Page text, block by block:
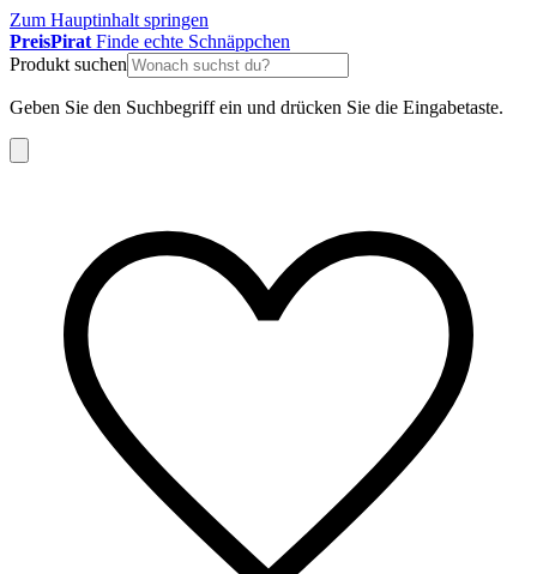
Zum Hauptinhalt springen
PreisPirat Finde echte Schnäppchen
Produkt suchen
Geben Sie den Suchbegriff ein und drücken Sie die Eingabetaste.